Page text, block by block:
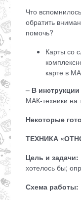
Что
обратить
помочь?
Карты со
карте в
– В
МАК-техники на
Некоторые
ТЕХНИКА
Цель и задачи:
хотелось бы;
Схема работы: